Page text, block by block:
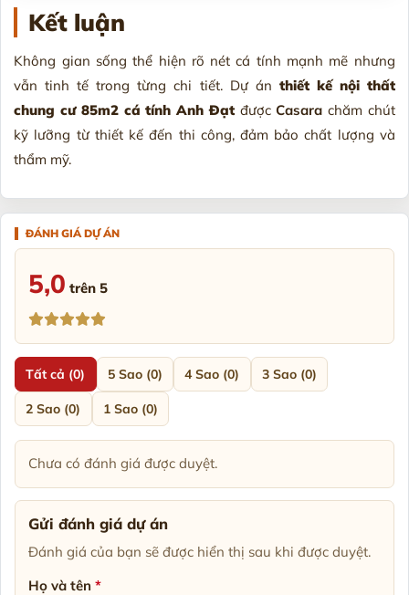
Kết luận
Không gian sống thể hiện rõ nét cá tính mạnh mẽ nhưng
vẫn tinh tế trong từng chi tiết. Dự án thiết kế nội thất
chung cư 85m2 cá tính Anh ĐạtđượcCasara chăm chút
kỹ lưỡng từ thiết kế đến thi công, đảm bảo chất lượng và
thẩm mỹ.
5,0 trên 5
Tất cả (0) 5 Sao (0) 4 Sao (0) 3 Sao (0)
2 Sao (0) 1 Sao (0)
Chưa có đánh giá được duyệt.
Gửi đánh giá dự án
Đánh giá của bạn sẽ được hiển thị sau khi được duyệt.
Họ và tên*